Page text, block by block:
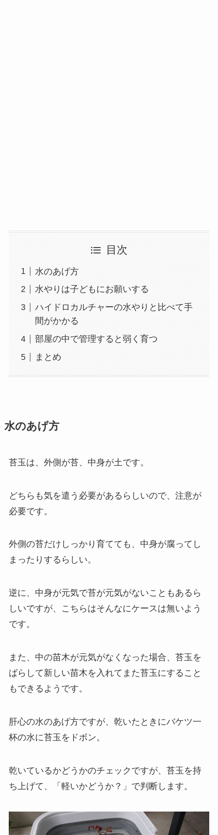
目次
水のあげ方
水やりは子どもにお願いする
ハイドロカルチャーの水やりと比べて手
間がかかる
部屋の中で管理すると弱く育つ
まとめ
水のあげ方
苔玉は、外側が苔、中身が土です。
どちらも気を遣う必要があるらしいので、注意が
必要です。
外側の苔だけしっかり育てても、中身が腐ってし
まったりするらしい。
逆に、中身が元気で苔が元気がないこともあるら
しいですが、こちらはそんなにケースは無いよう
です。
また、中の苗木が元気がなくなった場合、苔玉を
ばらして新しい苗木を入れてまた苔玉にすること
もできるようです。
肝心の水のあげ方ですが、乾いたときにバケツ一
杯の水に苔玉をドボン。
乾いているかどうかのチェックですが、苔玉を持
ち上げて、「軽いかどうか？」で判断します。